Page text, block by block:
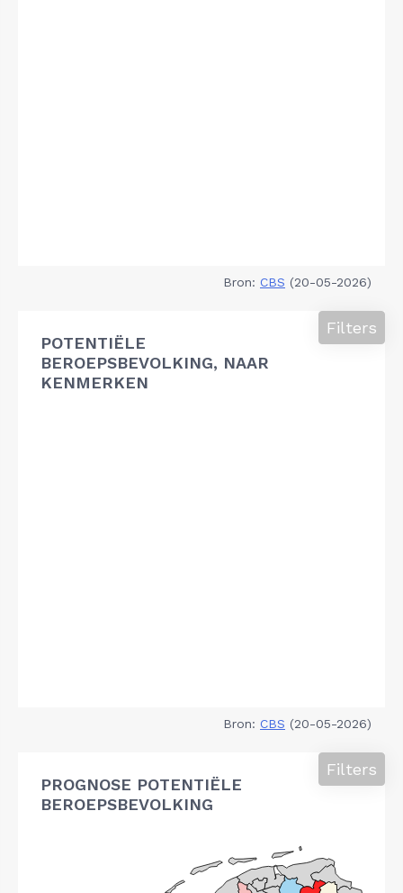
Bron: CBS (20-05-2026)
POTENTIËLE
BEROEPSBEVOLKING, NAAR
KENMERKEN
Filters
Bron: CBS (20-05-2026)
PROGNOSE POTENTIËLE
BEROEPSBEVOLKING
Filters